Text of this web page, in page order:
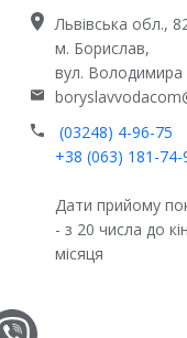
Львівська обл.,
м. Борислав,
вул. Володимира
(03248) 4-96-75
+38 (063) 181-74-
Дати прийому
- з 20 числа до
місяця